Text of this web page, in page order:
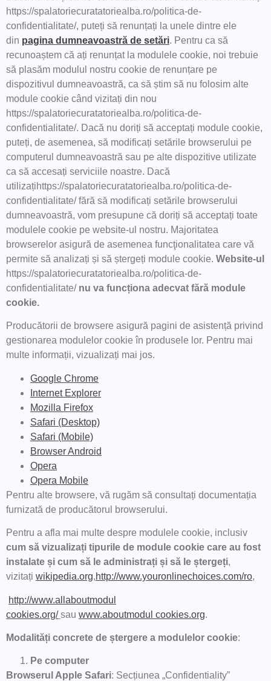
https://spalatoriecuratatoriealba.ro/politica-de-
confidentialitate/, puteți să renunțați la unele dintre ele
din pagina dumneavoastră de setări. Pentru ca să
recunoaștem că ați renunțat la modulele cookie, noi trebuie
să plasăm modulul nostru cookie de renunțare pe
dispozitivul dumneavoastră, ca să știm să nu folosim alte
module cookie când vizitați din nou
https://spalatoriecuratatoriealba.ro/politica-de-
confidentialitate/. Dacă nu doriți să acceptați module cookie,
puteți, de asemenea, să modificați setările browserului pe
computerul dumneavoastră sau pe alte dispozitive utilizate
ca să accesați serviciile noastre. Dacă
utilizațihttps://spalatoriecuratatoriealba.ro/politica-de-
confidentialitate/ fără să modificați setările browserului
dumneavoastră, vom presupune că doriți să acceptați toate
modulele cookie pe website-ul nostru. Majoritatea
browserelor asigură de asemenea funcţionalitatea care vă
permite să analizați și să ștergeți module cookie. Website-ul
https://spalatoriecuratatoriealba.ro/politica-de-
confidentialitate/ nu va funcționa adecvat fără module
cookie.
Producătorii de browsere asigură pagini de asistență privind
gestionarea modulelor cookie în produsele lor. Pentru mai
multe informații, vizualizați mai jos.
Google Chrome
Internet Explorer
Mozilla Firefox
Safari (Desktop)
Safari (Mobile)
Browser Android
Opera
Opera Mobile
Pentru alte browsere, vă rugăm să consultați documentația
furnizată de producătorul browserului.
Pentru a afla mai multe despre modulele cookie, inclusiv
cum să vizualizați tipurile de module cookie care au fost
instalate și cum să le administrați și să le ștergeți,
vizitați wikipedia.org,http://www.youronlinechoices.com/ro,
http://www.allaboutmodul
cookies.org/ sau www.aboutmodul cookies.org.
Modalități concrete de ștergere a modulelor cookie:
Pe computer
Browserul Apple Safari: Secțiunea „Confidentiality”